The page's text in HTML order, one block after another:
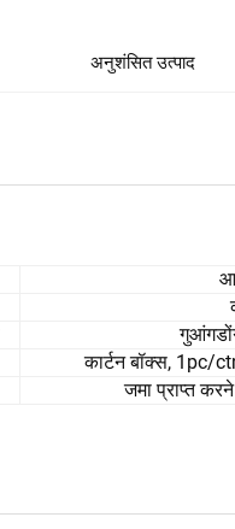
अनुशंसित उत्पाद
कार्टन बॉक्स, 1pc/
जमा प्राप्त